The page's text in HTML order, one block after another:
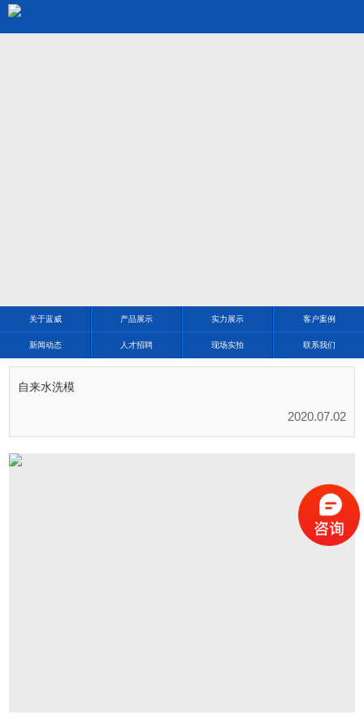
关于蓝威 产品展示 实力展示 客户案例
新闻动态 人才招聘 现场实拍 联系我们
自来水洗模
2020.07.02